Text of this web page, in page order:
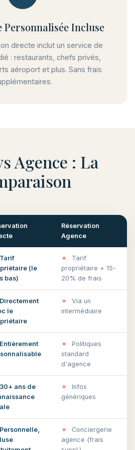
Incluse
directe inclut un service de
: restaurants, chefs privés,
aéroport et plus. Sans frais
Agence : La
Réservation
Agence
Tarif
(le
bas)
✗
Tarif
propriétaire + 15-
20% de frais
Directement
le
✗
Via un
intermédiaire
Entièrement
✗
Politiques
standard
d'agence
30+ ans de
✗
Infos
génériques
Personnelle,
✗
Conciergerie
agence (frais